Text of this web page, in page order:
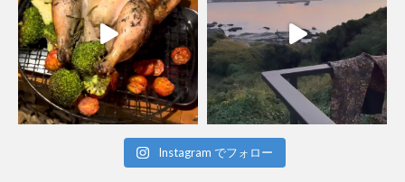
Instagram でフォロー